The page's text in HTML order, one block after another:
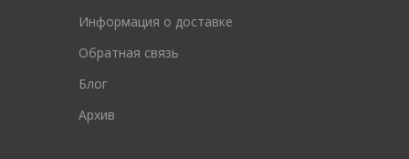
Информация о доставке
Обратная связь
Блог
Архив